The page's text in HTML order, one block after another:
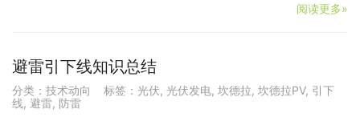
阅读更多»
避雷引下线知识总结
分类： 技术动向 标签： 光伏, 光伏发电, 坎德拉, 坎德拉PV, 引下
线, 避雷, 防雷